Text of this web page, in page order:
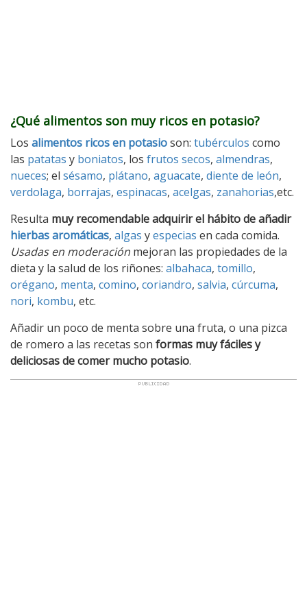
¿Qué alimentos son muy ricos en potasio?
Los alimentos ricos en potasioson: tubérculos como
las patatas y boniatos, los frutos secos, almendras,
nueces; el sésamo, plátano, aguacate, diente de león,
verdolaga, borrajas, espinacas, acelgas, zanahorias,etc.
Resulta muy recomendable adquirir el hábito de añadir
hierbas aromáticas, algas yespecias en cada comida.
Usadas en moderación mejoran las propiedades de la
dieta y la salud de los riñones: albahaca, tomillo,
orégano, menta, comino, coriandro, salvia, cúrcuma,
nori, kombu, etc.
Añadir un poco de menta sobre una fruta, o una pizca
de romero a las recetas son formas muy fáciles y
deliciosas de comer mucho potasio.